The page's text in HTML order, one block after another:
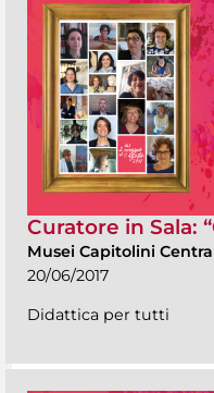
Curatore in Sala:
Musei Capitolini
20/06/2017
Didattica per tutti